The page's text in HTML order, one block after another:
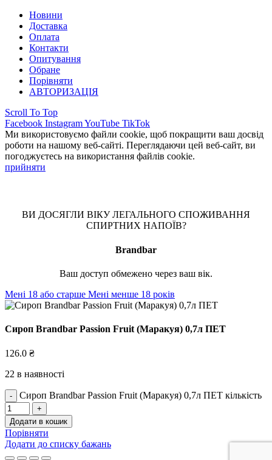
Новини
Доставка
Оплата
Контакти
Опитування
Обране
Порівняти
АВТОРИЗАЦІЯ
Scroll To Top
Facebook InstagramYouTube TikTok
Ми використовуємо файли cookie, щоб покращити ваш досвід
роботи на нашому веб-сайті. Переглядаючи цей веб-сайт, ви
погоджуєтесь на використання файлів cookie.
прийняти
ВИ ДОСЯГЛИ ВІКУ ЛЕГАЛЬНОГО СПОЖИВАННЯ
СПИРТНИХ НАПОЇВ?
Brandbar
Ваш доступ обмежено через ваш вік.
Мені 18 або старше Мені менше 18 років
Сироп Brandbar Passion Fruit (Маракуя) 0,7л ПЕТ
126.0 ₴
22 в наявності
Сироп Brandbar Passion Fruit (Маракуя) 0,7л ПЕТ кількість
Додати в кошик
Порівняти
Додати до списку бажань